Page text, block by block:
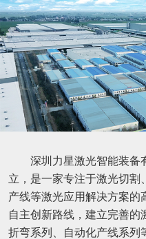
深圳力星激光智能装备
立，是一家专注于激光切割
产线等激光应用解决方案的
自主创新路线，建立完善的
折弯系列、自动化产线系列